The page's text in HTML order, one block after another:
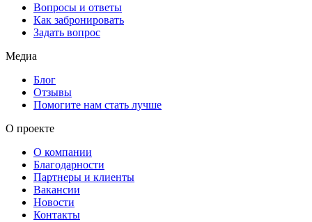
Вопросы и ответы
Как забронировать
Задать вопрос
Медиа
Блог
Отзывы
Помогите нам стать лучше
О проекте
О компании
Благодарности
Партнеры и клиенты
Вакансии
Новости
Контакты